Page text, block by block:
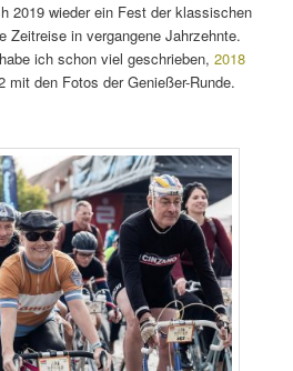
2019 wieder ein Fest der klassischen
Zeitreise in vergangene Jahrzehnte.
ich schon viel geschrieben,2018
mit den Fotos der Genießer-Runde.